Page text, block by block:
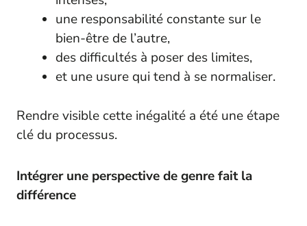
une responsabilité constante sur le
bien-être de l’autre,
des difficultés à poser des limites,
et une usure qui tend à se normaliser.
Rendre visible cette inégalité a été une étape
clé du processus.
Intégrer une perspective de genre fait la
différence